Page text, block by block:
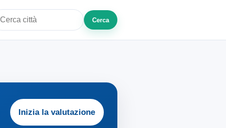
città o zona
Cerca
Inizia la valutazione